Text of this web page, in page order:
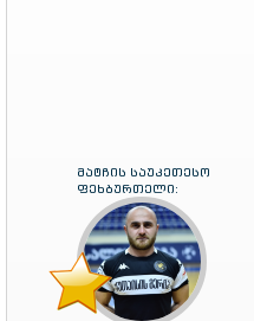
მატჩის საუკეთესო
ფეხბურთელი: